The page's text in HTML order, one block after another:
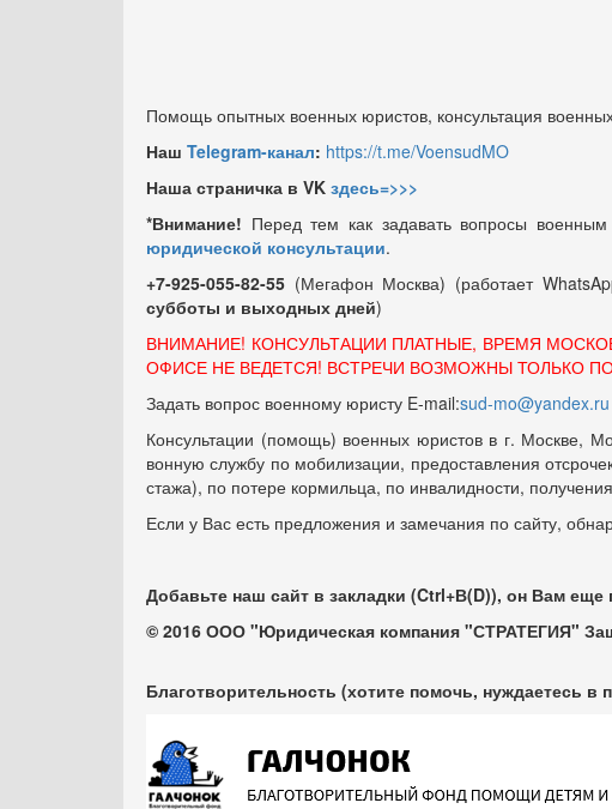
Помощь опытных военных юристов, консультация
Наш Telegram-канал: https://t.me/VoensudMO
Наша страничка в VK здесь=>>>
*Внимание! Перед тем как задавать вопросы
юридической консультации.
+7-925-055-82-55 (Мегафон Москва) (работает
субботы и выходных дней)
ВНИМАНИЕ! КОНСУЛЬТАЦИИ ПЛАТНЫЕ, ВРЕМЯ
ОФИСЕ НЕ ВЕДЕТСЯ! ВСТРЕЧИ ВОЗМОЖНЫ ТОЛЬКО
Задать вопрос военному юристу E-mail:sud-mo@yandex.ru
Консультации (помощь) военных юристов в г. Москве,
вонную службу по мобилизации, предоставления
стажа), по потере кормильца, по инвалидности,
Если у Вас есть предложения и замечания по сайту,
Добавьте наш сайт в закладки (Ctrl+В(D)), он Вам еще
© 2016 ООО "Юридическая компания "СТРАТЕГИЯ"
Благотворительность (хотите помочь, нуждаетесь